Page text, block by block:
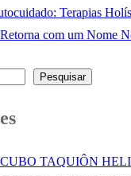
Terapias
com um Nome
Pesquisar
TAQUIÔN